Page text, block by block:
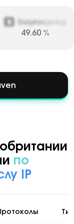
49.60 %
по
IP